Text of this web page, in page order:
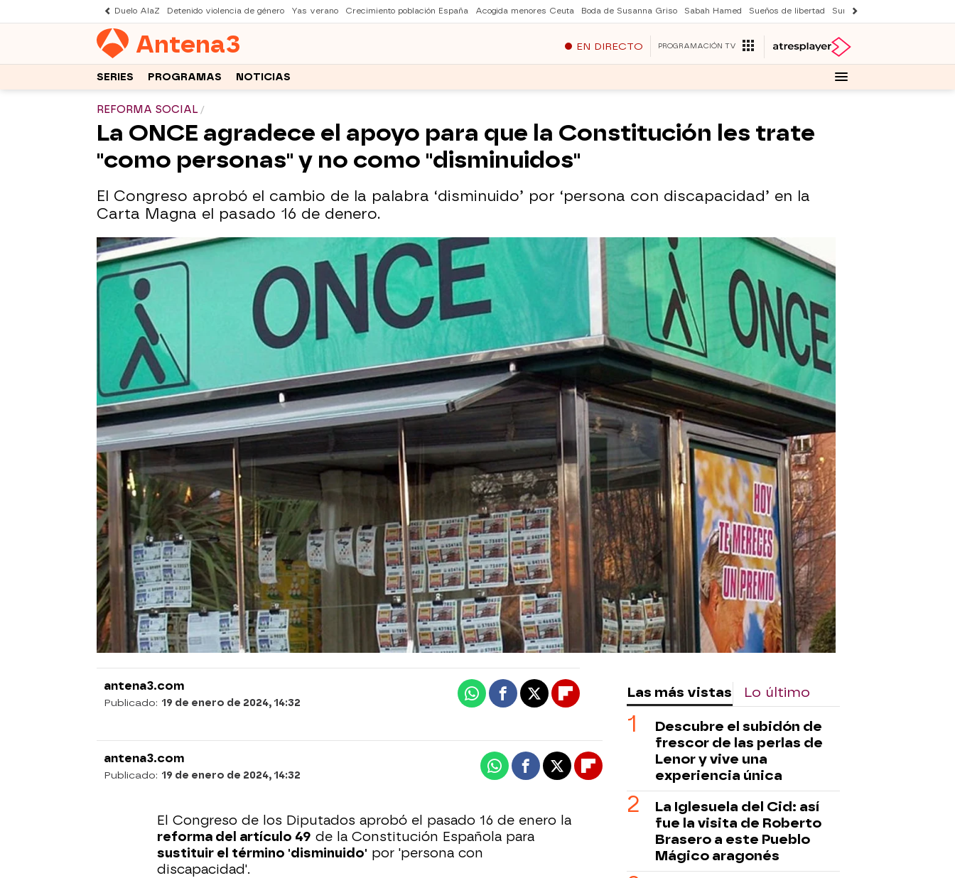
Duelo AlaZ Detenido violencia de género Yas verano Crecimiento población España Acogida menores Ceuta Boda de Susanna Griso Sabah Hamed Sueños de libertad Suri y Tom Cruise
Antena3 EN DIRECTO PROGRAMACIÓN TV
SERIES PROGRAMAS NOTICIAS
REFORMA SOCIAL
La ONCE agradece el apoyo para que la Constitución les trate
"como personas" y no como "disminuidos"
El Congreso aprobó el cambio de la palabra ‘disminuido’ por ‘persona con discapacidad’ en la
Carta Magna el pasado 16 de denero.
antena3.com
Publicado: 19 de enero de 2024, 14:32 WhatsappFacebook
X Flipboard
antena3.com
Publicado: 19 de enero de 2024, 14:32 WhatsappFacebook
X Flipboard
El Congreso de los Diputados aprobó el pasado 16 de enero la
reforma del artículo 49 de la Constitución Española para
sustituir el término 'disminuido' por 'persona con
discapacidad'.
Las más vistas Lo último
Descubre el subidón de
frescor de las perlas de
Lenor y vive una
experiencia única
La Iglesuela del Cid: así
fue la visita de Roberto
Brasero a este Pueblo
Mágico aragonés